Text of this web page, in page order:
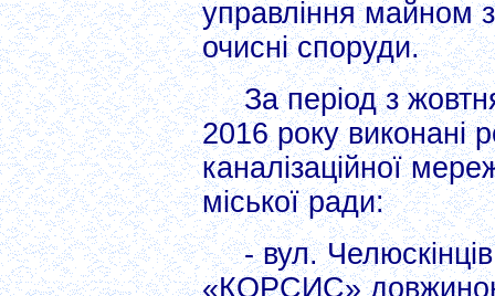
управління майном
очисні споруди.
За період з
2016 року виконані
каналізаційної
міської ради:
- вул.
«КОРСИС»